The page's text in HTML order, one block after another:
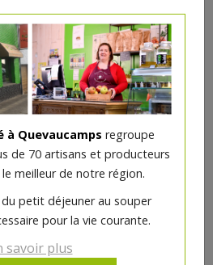
Quevaucamps regroupe
de 70 artisans et producteurs
meilleur de notre région.
petit déjeuner au souper
pour la vie courante.
savoir plus
200ml The Bridge
1.43€/pc
pour le moment.